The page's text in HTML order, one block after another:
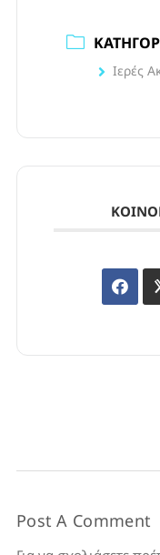
Ιερές
Post A Comment